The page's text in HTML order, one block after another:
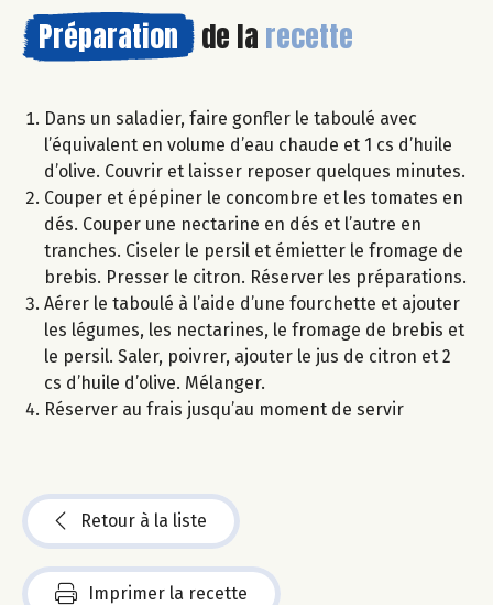
Préparation de la recette
Dans un saladier, faire gonfler le taboulé avec
l’équivalent en volume d’eau chaude et 1 cs d’huile
d’olive. Couvrir et laisser reposer quelques minutes.
Couper et épépiner le concombre et les tomates en
dés. Couper une nectarine en dés et l’autre en
tranches. Ciseler le persil et émietter le fromage de
brebis. Presser le citron. Réserver les préparations.
Aérer le taboulé à l’aide d’une fourchette et ajouter
les légumes, les nectarines, le fromage de brebis et
le persil. Saler, poivrer, ajouter le jus de citron et 2
cs d’huile d’olive. Mélanger.
Réserver au frais jusqu’au moment de servir
Retour à la liste
Imprimer la recette